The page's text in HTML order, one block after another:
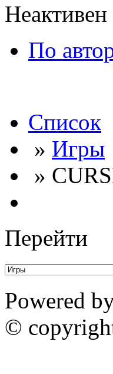
Неактивен
По
Список
» Игры
»
Перейти
Powered
©